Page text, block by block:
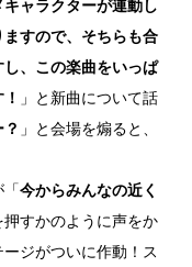
ャラクターが連動し
すので、そちらも合
、この楽曲をいっぱ
」と新曲について話
」と会場を煽ると、
今からみんなの近く
押すかのように声をか
ジがついに作動！ス